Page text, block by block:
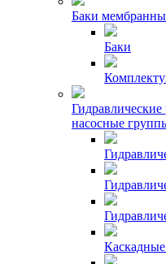
Баки
Баки
Гидравлические
насосные